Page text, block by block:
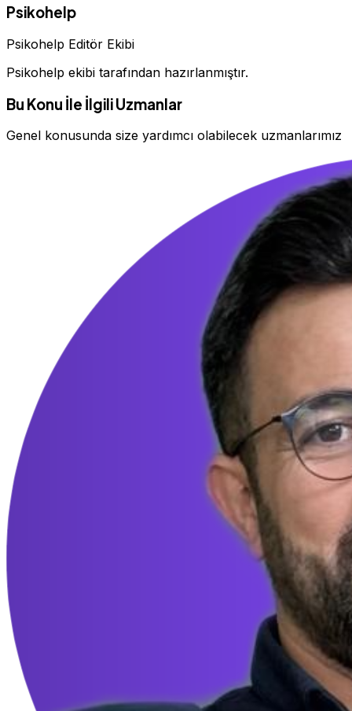
Psikohelp
Psikohelp Editör Ekibi
Psikohelp ekibi tarafından hazırlanmıştır.
Bu Konu İle İlgili Uzmanlar
Genel konusunda size yardımcı olabilecek uzmanlarımız